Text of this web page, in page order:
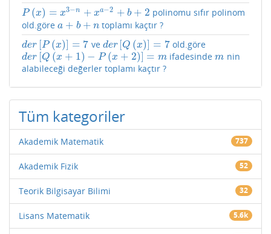
P (x) = x3−n + xa−2 + b + 2
P(x)=x −n +xa−2 +b +2
polinomu sıfır polinom
old.göre a + b + n
a+b+n toplamı kaçtır ?
der [P (x)] = 7
der[ P(x )]=7 ve der [Q (x)] = 7
der[ Q(x )]=7 old.göre
der [Q (x + 1) − P (x + 2)] = m
der[ Q(x +1 −P x+ 2)] =m ifadesindem
m nin
alabileceği değerler toplamı kaçtır ?
Tüm kategoriler
Akademik Matematik 737
Akademik Fizik 52
Teorik Bilgisayar Bilimi 32
Lisans Matematik 5.6k